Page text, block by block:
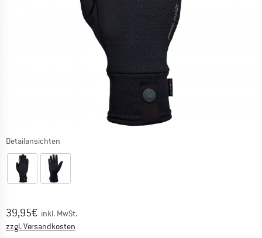
Detailansichten
Preis:
39,95€ inkl. MwSt.
zzgl. Versandkosten